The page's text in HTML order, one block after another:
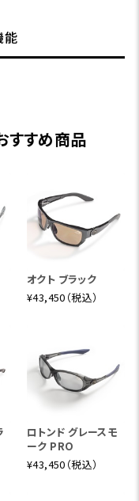
能
すすめ商品
オクト ブラック
¥43,450（税込）
ロトンド グレースモ
ーク PRO
¥43,450（税込）